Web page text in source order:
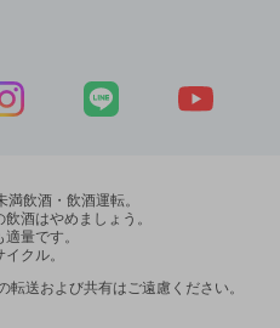
飲酒・飲酒運転。
酒はやめましょう。
量です。
クル。
送および共有はご遠慮ください。